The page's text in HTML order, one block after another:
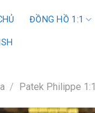
ĐỒNG HỒ 1:1
/ Patek Philippe 1:1